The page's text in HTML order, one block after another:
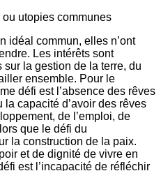
utopies communes
idéal commun, elles n’ont
Les intérêts sont
la gestion de la terre, du
ensemble. Pour le
défi est l’absence des rêves
capacité d’avoir des rêves
de l’emploi, de
que le défi du
la construction de la paix.
et de dignité de vivre en
est l’incapacité de réfléchir